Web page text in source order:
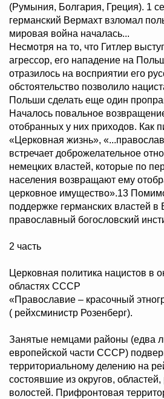
(Румыния, Болгария, Греция). 1
германский Вермахт взломал
мировая война началась...
Несмотря на то, что Гитлер
агрессор, его нападение на
отразилось на восприятии его
обстоятельство позволило
Польши сделать еще один
Началось повальное
отобранных у них приходов. Как
«Церковная жизнь»,
встречает доброжелательное
немецких властей, которые по
населения возвращают ему
церковное имущество».13
поддержке германских властей
православный богословский
2 часть
Церковная политика нацистов в
областях СССР
«Православие – красочный
( рейхсминистр Розенберг).
Занятые немцами районы (едва
европейской части СССР)
территориальному делению на
состоявшие из округов,
волостей. Прифронтовая